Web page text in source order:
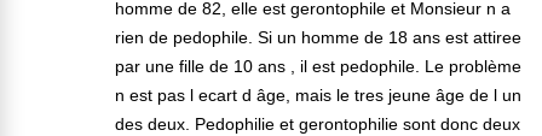
homme de 82, elle est gerontophile et Monsieur n a
rien de pedophile. Si un homme de 18 ans est attiree
par une fille de 10 ans , il est pedophile. Le problème
n est pas l ecart d âge, mais le tres jeune âge de l un
des deux. Pedophilie et gerontophilie sont donc deux